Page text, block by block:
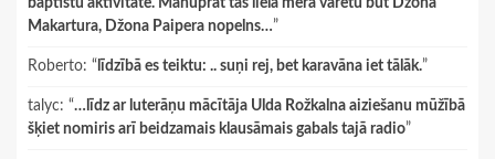
baptistu aktivitāte. Manuprāt tas lielā mērā varētu būt Džona
Makartura, Džona Paipera nopelns…”
Roberto: “ līdzībā es teiktu: .. suņi rej, bet karavāna iet tālāk.”
talyc: “…līdz ar luterāņu mācītāja Ulda Rožkalna aiziešanu mūžībā
šķiet nomiris arī beidzamais klausāmais gabals tajā radio”